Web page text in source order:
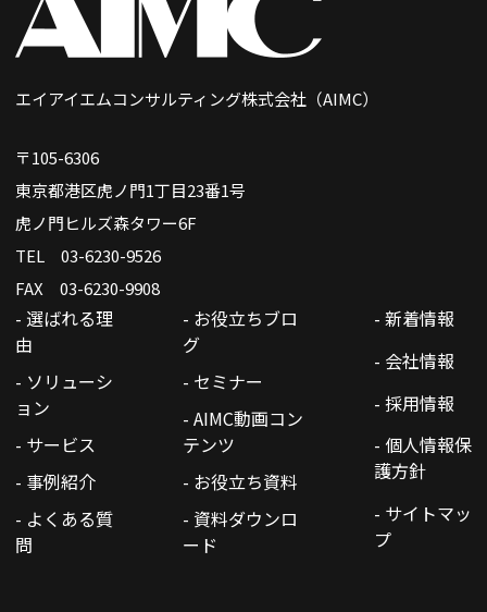
エイアイエムコンサルティング株式会社（AIMC）
〒105-6306
東京都港区虎ノ門1丁目23番1号
虎ノ門ヒルズ森タワー6F
TEL 03-6230-9526
FAX 03-6230-9908
- 選ばれる理
由
- ソリューシ
ョン
- サービス
- 事例紹介
- よくある質
問
- お役立ちブロ
グ
- セミナー
- AIMC動画コン
テンツ
- お役立ち資料
- 資料ダウンロ
ード
- 新着情報
- 会社情報
- 採用情報
- 個人情報保
護方針
- サイトマッ
プ